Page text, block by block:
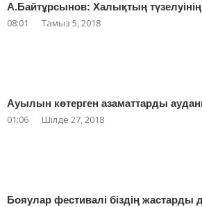
А.Байтұрсынов: Халықтың түзелуінің
08:01 Тамыз 5, 2018
Ауылын көтерген азаматтарды
01:06 Шілде 27, 2018
Бояулар фестивалі біздің